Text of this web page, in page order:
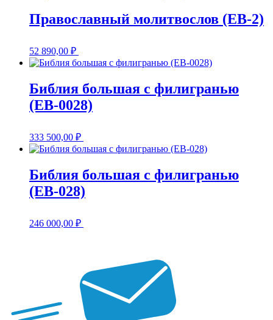
Православный молитвослов (EB-2)
52 890,00 ₽
Библия большая с филигранью
(EB-0028)
333 500,00 ₽
Библия большая с филигранью
(EB-028)
246 000,00 ₽